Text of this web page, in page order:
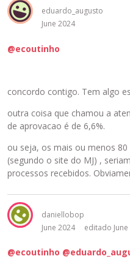
eduardo_augusto
June 2024
@ecoutinho
concordo contigo. Tem algo
outra coisa que chamou a
de aprovacao é de 6,6%.
ou seja, os mais ou menos
(segundo o site do MJ) ,
processos recebidos.
daniellobop
June 2024
editado
@ecoutinho